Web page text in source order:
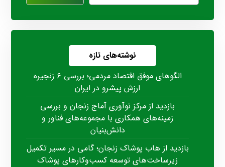
نوشته‌های تازه
الگوهای موفق اقتصاد مردمی؛ بررسی ۶ زنجیره
ارزش پیشرو در ایران
بازدید از مرکز نوآوری آماج زنجان و بررسی
زمینه‌های همکاری با مجموعه‌های فناور و
دانش‌بنیان
بازدید از هاب پوشاک زنجان؛ گامی در مسیر تکمیل
زیرساخت‌های توسعه کسب‌وکارهای پوشاک